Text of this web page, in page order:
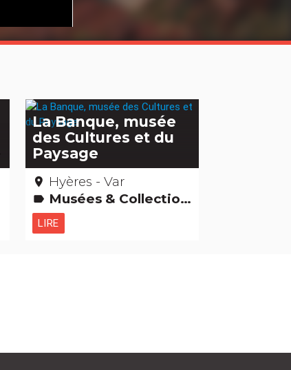
La Banque, musée
des Cultures et du
Paysage
place Hyères - Var
label Musées & Collections
LIRE